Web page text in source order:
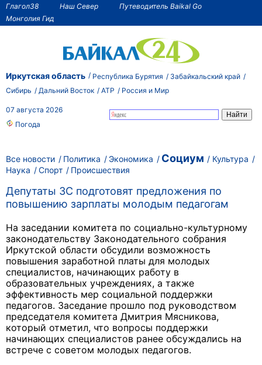
Глагол38 Наш Север
Путеводитель Baikal Go
Монголия Гид
Иркутская область Республика Бурятия
Забайкальский край
Сибирь
Дальний Восток АТР Россия и Мир
07 августа 2026
Погода
Все новости Политика Экономика Социум
Культура
Наука
Спорт Происшествия
Депутаты ЗС подготовят предложения по
повышению зарплаты молодым педагогам
На заседании комитета по социально-культурному
законодательству Законодательного собрания
Иркутской области обсудили возможность
повышения заработной платы для молодых
специалистов, начинающих работу в
образовательных учреждениях, а также
эффективность мер социальной поддержки
педагогов. Заседание прошло под руководством
председателя комитета Дмитрия Мясникова,
который отметил, что вопросы поддержки
начинающих специалистов ранее обсуждались на
встрече с советом молодых педагогов.